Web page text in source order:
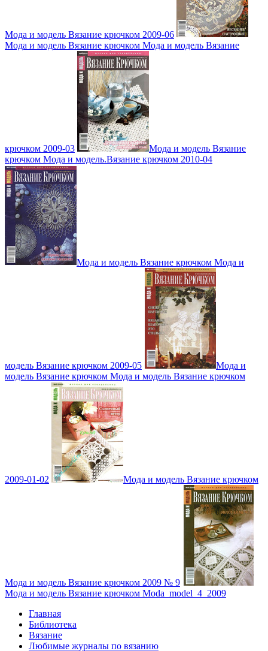
Мода и модель Вязание крючком 2009-06
Мода и модель Вязание крючком Мода и модель Вязание
крючком 2009-03
Мода и модель Вязание
крючком Мода и модель.Вязание крючком 2010-04
Мода и модель Вязание крючком Мода и
модель Вязание крючком 2009-05
Мода и
модель Вязание крючком Мода и модель Вязание крючком
2009-01-02 Мода и модель Вязание крючком
Мода и модель Вязание крючком 2009 № 9
Мода и модель Вязание крючком Moda_model_4_2009
Главная
Библиотека
Вязание
Любимые журналы по вязанию